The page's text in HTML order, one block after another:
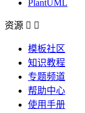
PlantUML
资源  
模板社区
知识教程
专题频道
帮助中心
使用手册